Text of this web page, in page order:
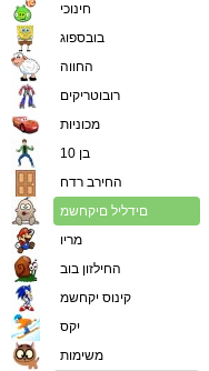
חינוכי
בובספוג
החווה
רובוטריקים
מכוניות
בן 10
החירב רדח
םידליל םיקחשמ
מריו
החילזון בוב
קינוס יקחשמ
יִקס
משימות